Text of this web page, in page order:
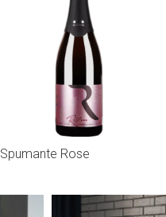
Spumante Rose